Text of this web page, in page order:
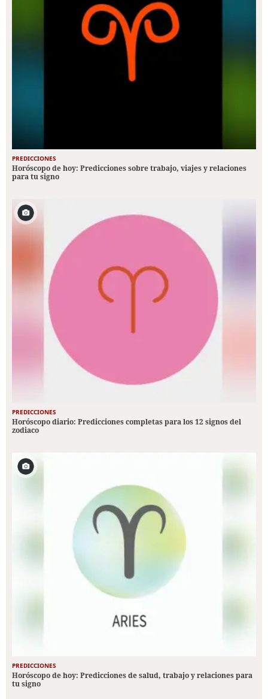
PREDICCIONES
Horóscopo de hoy: Predicciones sobre trabajo, viajes y relaciones
para tu signo
PREDICCIONES
Horóscopo diario: Predicciones completas para los 12 signos del
zodiaco
PREDICCIONES
Horóscopo de hoy: Predicciones de salud, trabajo y relaciones para
tu signo